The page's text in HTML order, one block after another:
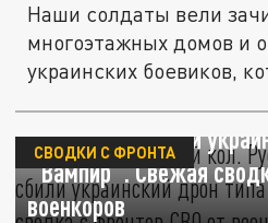
Наши солдаты вели
многоэтажных домов и
украинских боевиков,
Воткнули осиновый кол.
десантники сбили
"Вампир". Свежая
военкоров
СВОДКИ С ФРОНТА